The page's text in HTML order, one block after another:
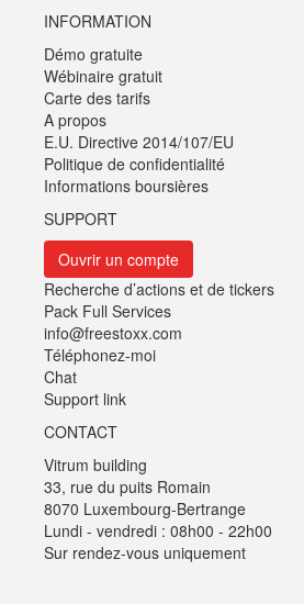
INFORMATION
Démo gratuite
Wébinaire gratuit
Carte des tarifs
A propos
E.U. Directive 2014/107/EU
Politique de confidentialité
Informations boursières
SUPPORT
Ouvrir un compte
Recherche d’actions et de tickers
Pack Full Services
info@freestoxx.com
Téléphonez-moi
Chat
Support link
CONTACT
Vitrum building
33, rue du puits Romain
8070 Luxembourg-Bertrange
Lundi - vendredi : 08h00 - 22h00
Sur rendez-vous uniquement